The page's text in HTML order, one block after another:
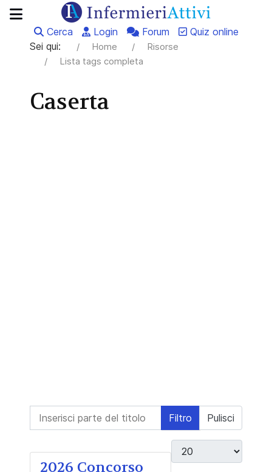
Cerca Login Forum
Quiz online
Sei qui:
Home
Risorse
Lista tags completa
Caserta
Inserisci parte del titolo Filtro Pulisci
Visualizza #
2026 Concorso